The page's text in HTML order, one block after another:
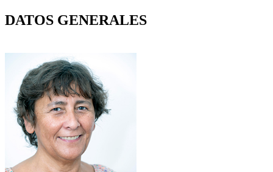
DATOS GENERALES